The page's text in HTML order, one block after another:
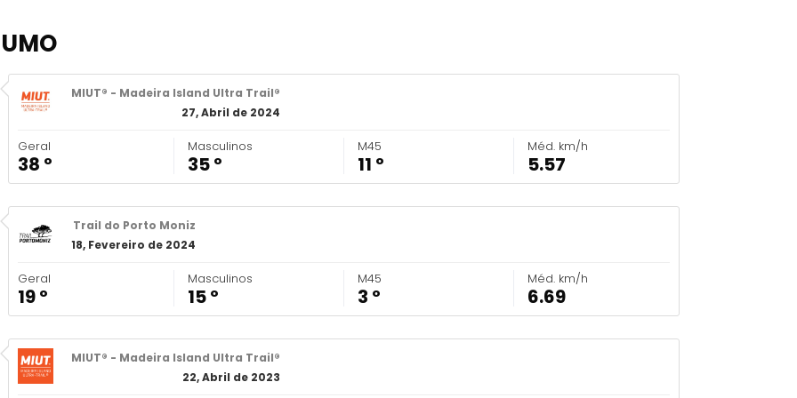
MIUT® - Madeira Island Ultra Trail®
27, Abril de 2024
Geral
38 º
Masculinos
35 º
M45
11 º
Méd. km/h
5.57
Trail do Porto Moniz
18, Fevereiro de 2024
Geral
19 º
Masculinos
15 º
M45
3 º
Méd. km/h
6.69
MIUT® - Madeira Island Ultra Trail®
22, Abril de 2023